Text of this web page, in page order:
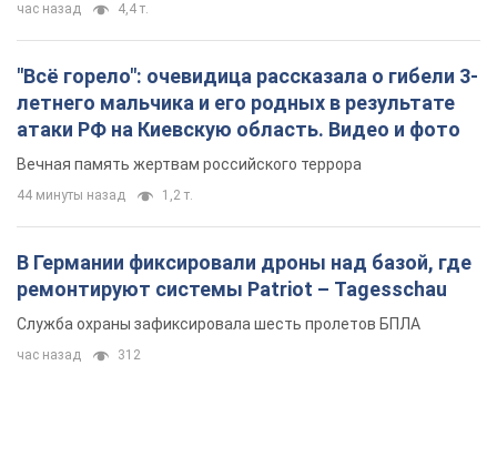
час назад 4,4 т.
"Всё горело": очевидица рассказала о гибели 3-
летнего мальчика и его родных в результате
атаки РФ на Киевскую область. Видео и фото
Вечная память жертвам российского террора
44 минуты назад 1,2 т.
В Германии фиксировали дроны над базой, где
ремонтируют системы Patriot – Tagesschau
Служба охраны зафиксировала шесть пролетов БПЛА
час назад 312